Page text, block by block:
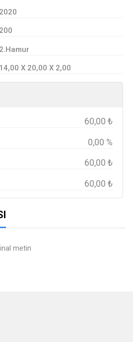
X 20,00 X 2,00
60,00 ₺
0,00 %
60,00 ₺
60,00 ₺
metin